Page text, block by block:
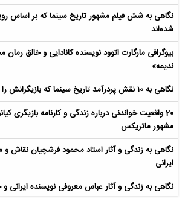
نگاهی به شش فیلم مشهور تاریخ سینما که بر اساس
شده‌اند
بیوگرافی مارگارت اتوود نویسنده کانادایی و خالق
ندیمه»
نگاهی به 10 نقش پردرآمد تاریخ سینما که بازیگرانش را میلیونر کرد
20 واقعیت خواندنی درباره زندگی و کارنامه بازیگری
مشهور ماتریکس
نگاهی به زندگی و آثار استاد محمود فرشچیان نقاش و
ایرانی
نگاهی به زندگی و آثار عباس معروفی نویسنده ایرانی